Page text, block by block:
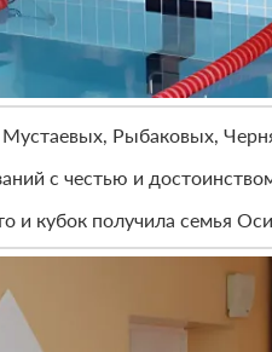
Рыбаковых,
с честью и
и кубок получила семья